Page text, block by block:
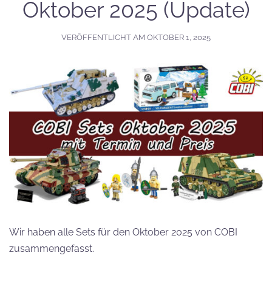
Oktober 2025 (Update)
VERÖFFENTLICHT AM OKTOBER 1, 2025
Wir haben alle Sets für den Oktober 2025 von COBI
zusammengefasst.